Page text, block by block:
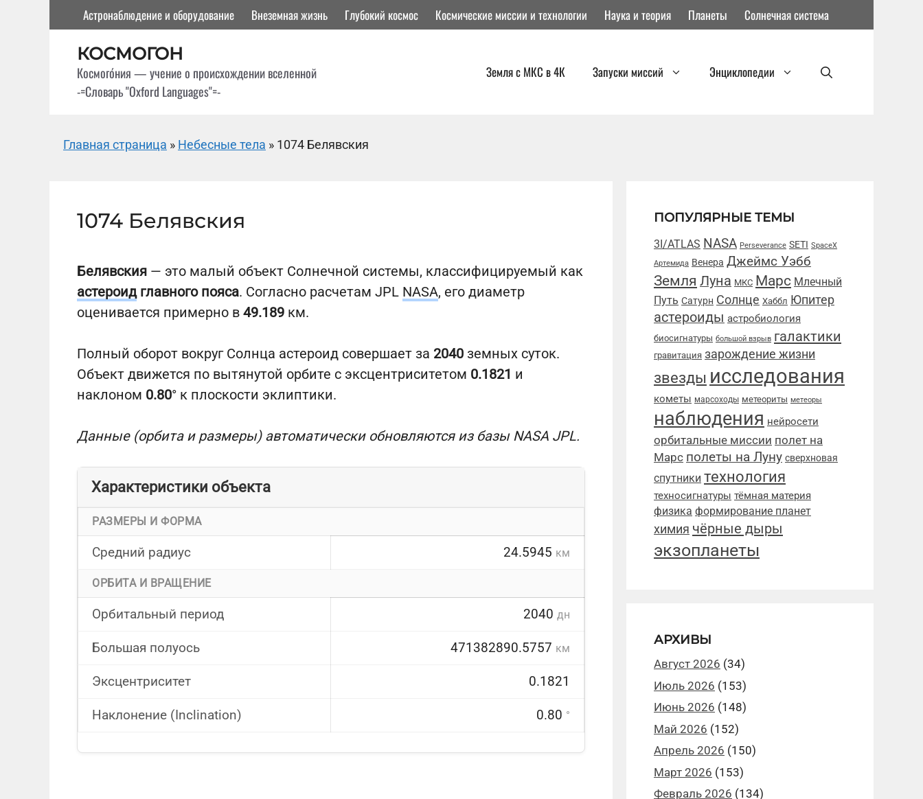
содержимому
Астронаблюдение и оборудование Внеземная жизнь Глубокий космос Космические миссии и технологии Наука и теория Планеты Солнечная система
КОСМОГОН
Космого́ния — учение о происхождении вселенной
-=Словарь "Oxford Languages"=-
Земля с МКС в 4К Запуски миссий Энциклопедии
Главная страница » Небесные тела » 1074 Белявския
1074 Белявския
Белявския — это малый объект Солнечной системы, классифицируемый как
астероидглавного пояса. Согласно расчетам JPL NASA, его диаметр
оценивается примерно в 49.189 км.
Полный оборот вокруг Солнца астероид совершает за 2040 земных суток.
Объект движется по вытянутой орбите с эксцентриситетом 0.1821 и
наклоном 0.80° к плоскости эклиптики.
Данные (орбита и размеры) автоматически обновляются из базы NASA JPL.
Характеристики объекта
РАЗМЕРЫ И ФОРМА
Средний радиус 24.5945 км
ОРБИТА И ВРАЩЕНИЕ
Орбитальный период 2040 дн
Большая полуось 471382890.5757 км
Эксцентриситет 0.1821
Наклонение (Inclination) 0.80 °
ПОПУЛЯРНЫЕ ТЕМЫ
3I/ATLAS NASA Perseverance SETI SpaceX
Артемида Венера Джеймс Уэбб
Земля Луна МКС Марс Млечный
Путь Сатурн Солнце Хаббл Юпитер
астероиды астробиология
биосигнатуры большой взрыв галактики
гравитация зарождение жизни
звезды исследования
кометы марсоходы метеориты метеоры
наблюдения нейросети
орбитальные миссии полет на
Марс полеты на Луну сверхновая
спутники технология
техносигнатуры тёмная материя
физика формирование планет
химия чёрные дыры
экзопланеты
АРХИВЫ
Август 2026 (34)
Июль 2026 (153)
Июнь 2026 (148)
Май 2026 (152)
Апрель 2026 (150)
Март 2026 (153)
Февраль 2026 (134)